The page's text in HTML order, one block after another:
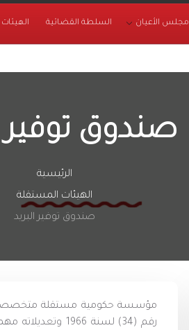
مجلس الأعيان السلطة القضائية
صندوق توفير
الرئيسية
الهيئات المستقلة
صندوق توفير البريد
مؤسسة حكومية مستقلة متخصصة في
رقم (34) لسنة